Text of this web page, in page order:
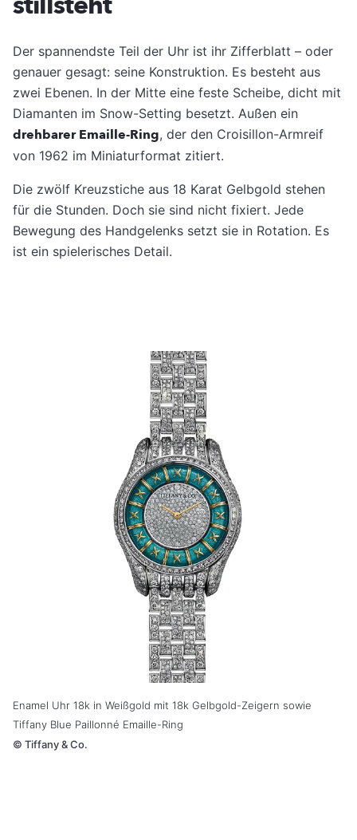
Der spannendste Teil der Uhr ist ihr Zifferblatt – oder
genauer gesagt: seine Konstruktion. Es besteht aus
zwei Ebenen. In der Mitte eine feste Scheibe, dicht mit
Diamanten im Snow-Setting besetzt. Außen ein
drehbarer Emaille-Ring, der den Croisillon-Armreif
von 1962 im Miniaturformat zitiert.
Die zwölf Kreuzstiche aus 18 Karat Gelbgold stehen
für die Stunden. Doch sie sind nicht fixiert. Jede
Bewegung des Handgelenks setzt sie in Rotation. Es
ist ein spielerisches Detail.
Enamel Uhr 18k in Weißgold mit 18k Gelbgold-Zeigern sowie
Tiffany Blue Paillonné Emaille-Ring
© Tiffany & Co.